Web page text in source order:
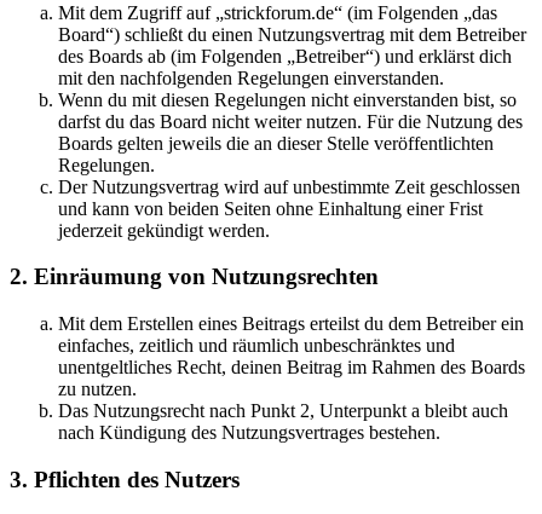
Mit dem Zugriff auf „strickforum.de“ (im Folgenden „das
Board“) schließt du einen Nutzungsvertrag mit dem Betreiber
des Boards ab (im Folgenden „Betreiber“) und erklärst dich
mit den nachfolgenden Regelungen einverstanden.
Wenn du mit diesen Regelungen nicht einverstanden bist, so
darfst du das Board nicht weiter nutzen. Für die Nutzung des
Boards gelten jeweils die an dieser Stelle veröffentlichten
Regelungen.
Der Nutzungsvertrag wird auf unbestimmte Zeit geschlossen
und kann von beiden Seiten ohne Einhaltung einer Frist
jederzeit gekündigt werden.
2. Einräumung von Nutzungsrechten
Mit dem Erstellen eines Beitrags erteilst du dem Betreiber ein
einfaches, zeitlich und räumlich unbeschränktes und
unentgeltliches Recht, deinen Beitrag im Rahmen des Boards
zu nutzen.
Das Nutzungsrecht nach Punkt 2, Unterpunkt a bleibt auch
nach Kündigung des Nutzungsvertrages bestehen.
3. Pflichten des Nutzers